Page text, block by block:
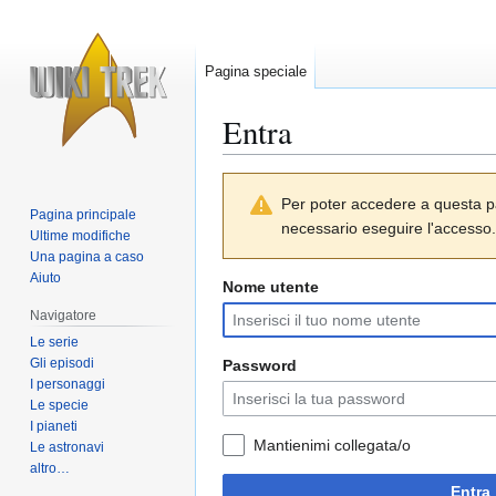
Entra
navigazione
Per poter accedere a questa
necessario eseguire l'accesso.
Nome utente
Password
Mantienimi collegata/o
Entra
Pagina speciale
Pagina principale
Ultime modifiche
Una pagina a caso
Aiuto
Navigatore
Le serie
Gli episodi
I personaggi
Le specie
I pianeti
Le astronavi
altro…